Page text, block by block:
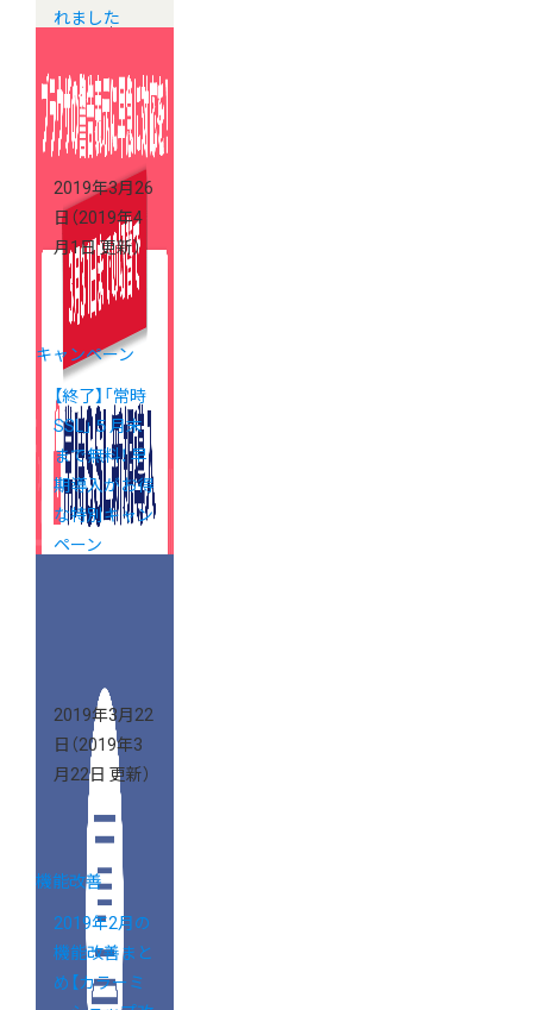
れました
2019年3月26
日 （2019年4
月1日 更新）
キャンペーン
【終了】「常時
SSL」５月末
まで無料！ 早
期導入がお得
な特別キャン
ペーン
2019年3月22
日 （2019年3
月22日 更新）
機能改善
2019年2月の
機能改善まと
め【カラーミ